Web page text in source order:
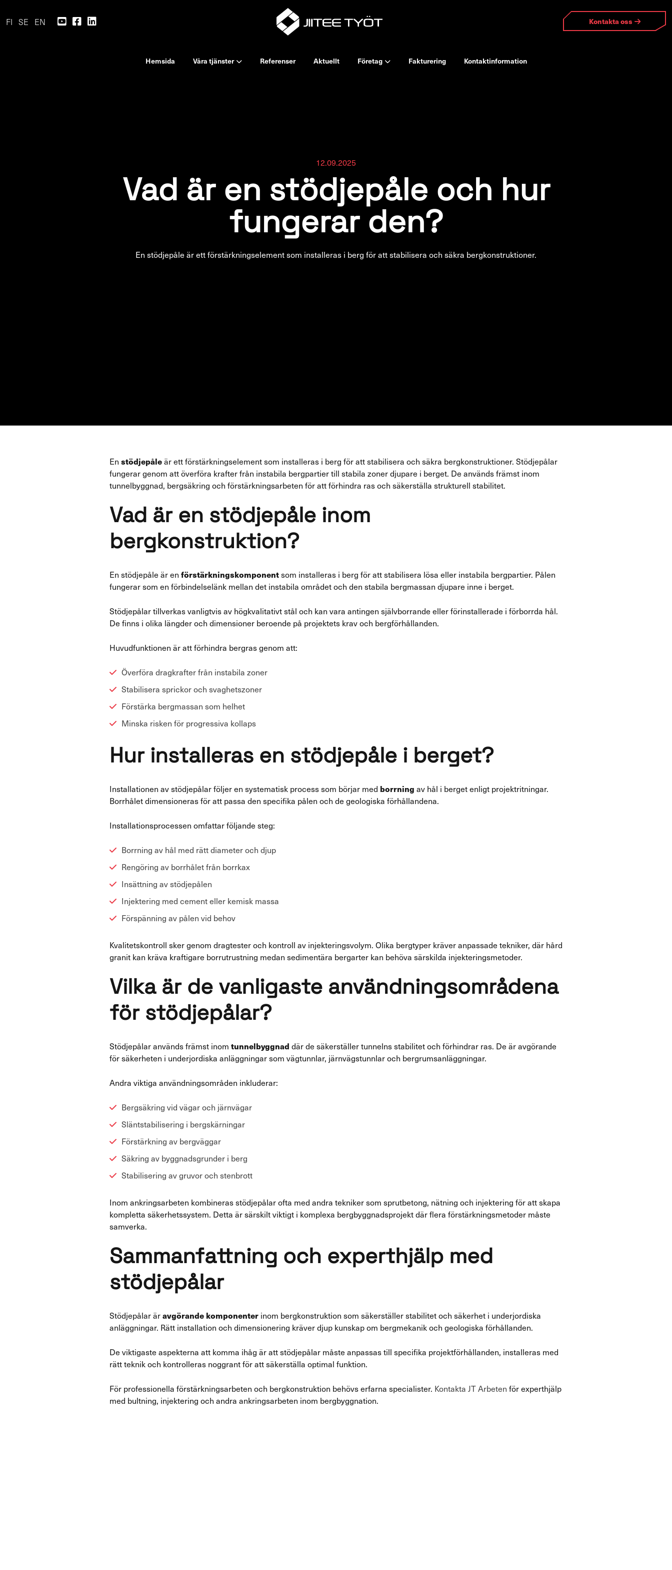
FI SE EN Kontakta oss
Hemsida Våra tjänster Referenser Aktuellt Företag Fakturering Kontaktinformation
12.09.2025
Vad är en stödjepåle och hur
fungerar den?
En stödjepåle är ett förstärkningselement som installeras i berg för att stabilisera och säkra bergkonstruktioner.
En stödjepåleär ett förstärkningselement som installeras i berg för att stabilisera och säkra bergkonstruktioner. Stödjepålar
fungerar genom att överföra krafter från instabila bergpartier till stabila zoner djupare i berget. De används främst inom
tunnelbyggnad, bergsäkring och förstärkningsarbeten för att förhindra ras och säkerställa strukturell stabilitet.
Vad är en stödjepåle inom
bergkonstruktion?
En stödjepåle är en förstärkningskomponentsom installeras i berg för att stabilisera lösa eller instabila bergpartier. Pålen
fungerar som en förbindelselänk mellan det instabila området och den stabila bergmassan djupare inne i berget.
Stödjepålar tillverkas vanligtvis av högkvalitativt stål och kan vara antingen självborrande eller förinstallerade i förborrda hål.
De finns i olika längder och dimensioner beroende på projektets krav och bergförhållanden.
Huvudfunktionen är att förhindra bergras genom att:
Överföra dragkrafter från instabila zoner
Stabilisera sprickor och svaghetszoner
Förstärka bergmassan som helhet
Minska risken för progressiva kollaps
Hur installeras en stödjepåle i berget?
Installationen av stödjepålar följer en systematisk process som börjar med borrning av hål i berget enligt projektritningar.
Borrhålet dimensioneras för att passa den specifika pålen och de geologiska förhållandena.
Installationsprocessen omfattar följande steg:
Borrning av hål med rätt diameter och djup
Rengöring av borrhålet från borrkax
Insättning av stödjepålen
Injektering med cement eller kemisk massa
Förspänning av pålen vid behov
Kvalitetskontroll sker genom dragtester och kontroll av injekteringsvolym. Olika bergtyper kräver anpassade tekniker, där hård
granit kan kräva kraftigare borrutrustning medan sedimentära bergarter kan behöva särskilda injekteringsmetoder.
Vilka är de vanligaste användningsområdena
för stödjepålar?
Stödjepålar används främst inom tunnelbyggnad där de säkerställer tunnelns stabilitet och förhindrar ras. De är avgörande
för säkerheten i underjordiska anläggningar som vägtunnlar, järnvägstunnlar och bergrumsanläggningar.
Andra viktiga användningsområden inkluderar:
Bergsäkring vid vägar och järnvägar
Släntstabilisering i bergskärningar
Förstärkning av bergväggar
Säkring av byggnadsgrunder i berg
Stabilisering av gruvor och stenbrott
Inom ankringsarbeten kombineras stödjepålar ofta med andra tekniker som sprutbetong, nätning och injektering för att skapa
kompletta säkerhetssystem. Detta är särskilt viktigt i komplexa bergbyggnadsprojekt där flera förstärkningsmetoder måste
samverka.
Sammanfattning och experthjälp med
stödjepålar
Stödjepålar äravgörande komponenter inom bergkonstruktion som säkerställer stabilitet och säkerhet i underjordiska
anläggningar. Rätt installation och dimensionering kräver djup kunskap om bergmekanik och geologiska förhållanden.
De viktigaste aspekterna att komma ihåg är att stödjepålar måste anpassas till specifika projektförhållanden, installeras med
rätt teknik och kontrolleras noggrant för att säkerställa optimal funktion.
För professionella förstärkningsarbeten och bergkonstruktion behövs erfarna specialister. Kontakta JT Arbeten för experthjälp
med bultning, injektering och andra ankringsarbeten inom bergbyggnation.